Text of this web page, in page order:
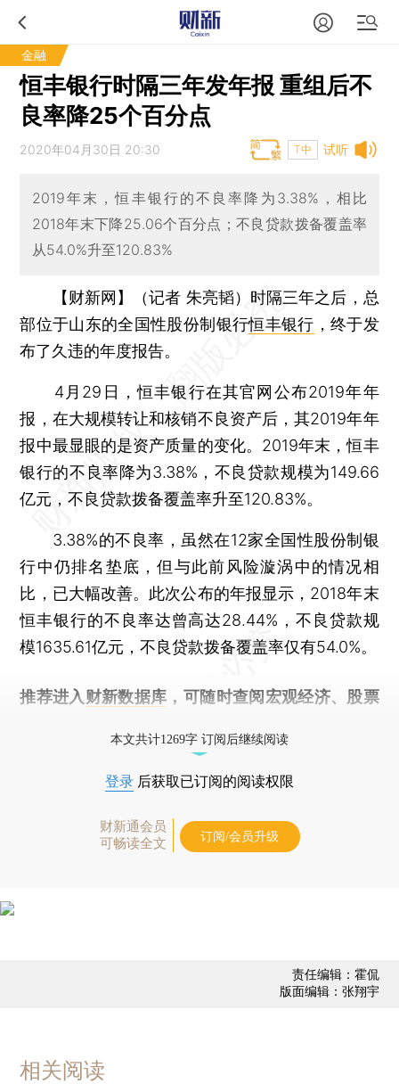
金融
恒丰银行时隔三年发年报 重组后不
良率降25个百分点
试听
2020年04月30日 20:30 T中
2019年末，恒丰银行的不良率降为3.38%，相比
2018年末下降25.06个百分点；不良贷款拨备覆盖率
从54.0%升至120.83%
【财新网】（记者 朱亮韬） 时隔三年之后，总
部位于山东的全国性股份制银行恒丰银行 ，终于发
布了久违的年度报告。
4月29日，恒丰银行在其官网公布2019年年
报，在大规模转让和核销不良资产后，其2019年年
报中最显眼的是资产质量的变化。2019年末，恒丰
银行的不良率降为3.38%，不良贷款规模为149.66
亿元，不良贷款拨备覆盖率升至120.83%。
3.38%的不良率，虽然在12家全国性股份制银
行中仍排名垫底，但与此前风险漩涡中的情况相
比，已大幅改善。此次公布的年报显示，2018年末
恒丰银行的不良率达曾高达28.44%，不良贷款规
模1635.61亿元，不良贷款拨备覆盖率仅有54.0%。
推荐进入 财新数据库 ，可随时查阅宏观经济、股票
本文共计1269字 订阅后继续阅读
登录 后获取已订阅的阅读权限
财新通会员
可畅读全文
订阅/会员升级
责任编辑：霍侃
版面编辑：张翔宇
相关阅读